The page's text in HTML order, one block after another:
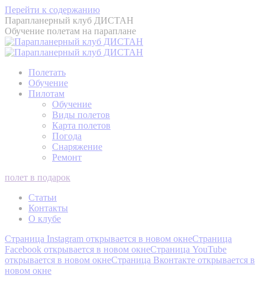
Перейти к содержанию
Парапланерный клуб ДИСТАН
Обучение полетам на параплане
Полетать
Обучение
Пилотам
Обучение
Виды полетов
Карта полетов
Погода
Снаряжение
Ремонт
полет в подарок
Статьи
Контакты
О клубе
Страница Instagram открывается в новом окнеСтраница
Facebook открывается в новом окнеСтраница YouTube
открывается в новом окнеСтраница Вконтакте открывается в
новом окне